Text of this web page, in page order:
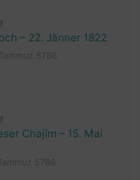
– 22. Jänner 1822
Chajim – 15. Mai